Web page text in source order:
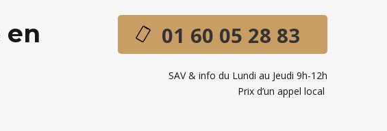
en
01 60 05 28 83
SAV & info du Lundi au Jeudi 9h-12h
Prix d’un appel local